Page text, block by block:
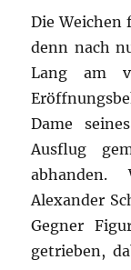
Die Weichen
denn nach
Lang am
Dame
Ausflug
Alexander
Gegner
getrieben,